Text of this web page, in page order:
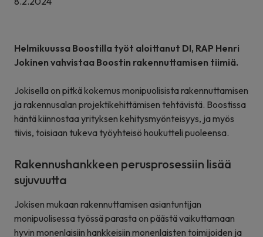
Helmikuussa Boostilla työt aloittanut DI, RAP Henri
Jokinen vahvistaa Boostin rakennuttamisen tiimiä.
Jokisella on pitkä kokemus monipuolisista rakennuttamisen
ja rakennusalan projektikehittämisen tehtävistä. Boostissa
häntä kiinnostaa yrityksen kehitysmyönteisyys, ja myös
tiivis, toisiaan tukeva työyhteisö houkutteli puoleensa.
Rakennushankkeen perusprosessiin lisää
sujuvuutta
Jokisen mukaan rakennuttamisen asiantuntijan
monipuolisessa työssä parasta on päästä vaikuttamaan
hyvin monenlaisiin hankkeisiin monenlaisten toimijoiden ja